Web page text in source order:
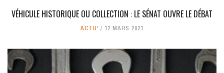
VÉHICULE HISTORIQUE OU COLLECTION : LE SÉNAT OUVRE LE DÉBAT
ACTU' 12 MARS 2021